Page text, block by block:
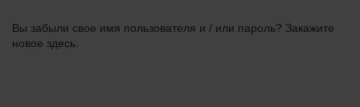
Вы забыли свое имя пользователя и / или пароль? Закажите
новое здесь.